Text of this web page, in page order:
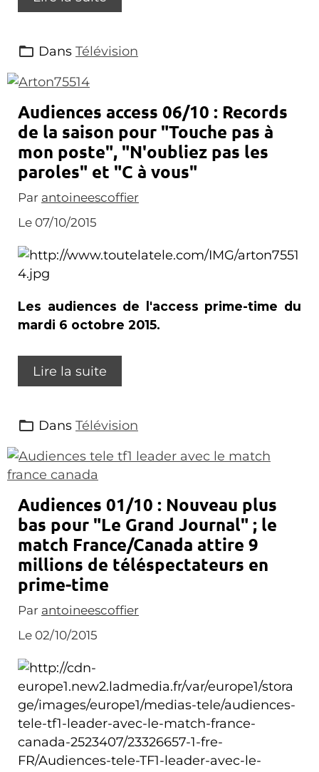
Dans Télévision
Audiences access 06/10 : Records
de la saison pour "Touche pas à
mon poste", "N'oubliez pas les
paroles" et "C à vous"
Par antoineescoffier
Le 07/10/2015
Les audiences de l'access prime-time du
mardi 6 octobre 2015.
Lire la suite
Dans Télévision
Audiences 01/10 : Nouveau plus
bas pour "Le Grand Journal" ; le
match France/Canada attire 9
millions de téléspectateurs en
prime-time
Par antoineescoffier
Le 02/10/2015